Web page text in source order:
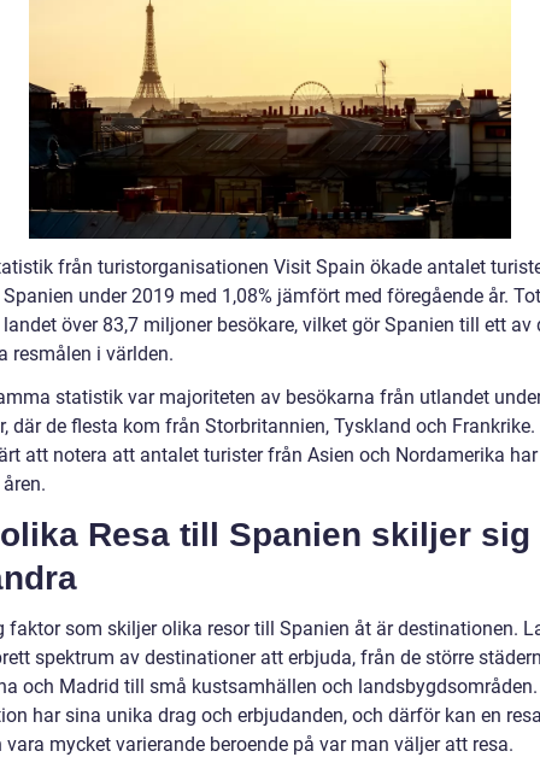
från turistorganisationen Visit Spain ökade antalet
under 2019 med 1,08% jämfört med föregående år.
över 83,7 miljoner besökare, vilket gör Spanien till ett av
resmålen i världen.
statistik var majoriteten av besökarna från utlandet
där de flesta kom från Storbritannien, Tyskland och Frankrike.
att notera att antalet turister från Asien och Nordamerika
Resa till Spanien skiljer sig
faktor som skiljer olika resor till Spanien åt är destinationen.
spektrum av destinationer att erbjuda, från de större
och Madrid till små kustsamhällen och
har sina unika drag och erbjudanden, och därför kan en
vara mycket varierande beroende på var man väljer att resa.